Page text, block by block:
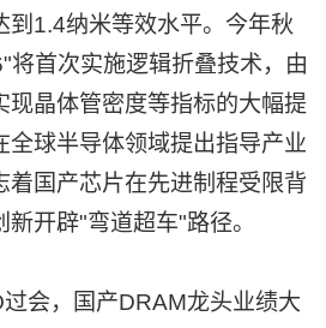
到1.4纳米等效水平。今年秋
将首次实施逻辑折叠技术，由
现晶体管密度等指标的大幅提
全球半导体领域提出指导产业
着国产芯片在先进制程受限背
开辟"弯道超车"路径。
会，国产DRAM龙头业绩大